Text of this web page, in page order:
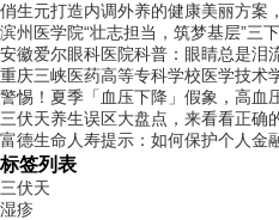
俏生元打造内调外养的健康美丽方案
滨州医学院“壮志担当，筑梦基层”三
安徽爱尔眼科医院科普：眼睛总是泪
重庆三峡医药高等专科学校医学技术
警惕！夏季「血压下降」假象，高血
三伏天养生误区大盘点，来看看正确
富德生命人寿提示：如何保护个人金
标签列表
三伏天
湿疹